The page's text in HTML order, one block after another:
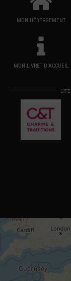
MON HÉBERGEMENT
MON LIVRET D'ACCUEIL